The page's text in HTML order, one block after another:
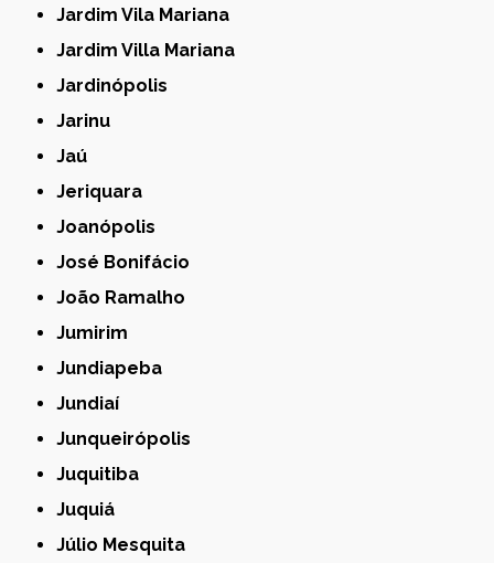
Jardim Vila Mariana
Jardim Villa Mariana
Jardinópolis
Jarinu
Jaú
Jeriquara
Joanópolis
José Bonifácio
João Ramalho
Jumirim
Jundiapeba
Jundiaí
Junqueirópolis
Juquitiba
Juquiá
Júlio Mesquita